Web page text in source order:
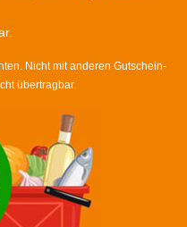
Nicht mit anderen Gutschein-
übertragbar.